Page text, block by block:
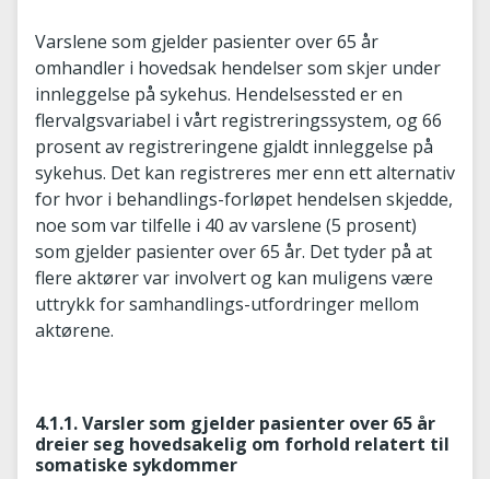
Varslene som gjelder pasienter over 65 år
omhandler i hovedsak hendelser som skjer under
innleggelse på sykehus. Hendelsessted er en
flervalgsvariabel i vårt registreringssystem, og 66
prosent av registreringene gjaldt innleggelse på
sykehus. Det kan registreres mer enn ett alternativ
for hvor i behandlings-forløpet hendelsen skjedde,
noe som var tilfelle i 40 av varslene (5 prosent)
som gjelder pasienter over 65 år. Det tyder på at
flere aktører var involvert og kan muligens være
uttrykk for samhandlings-utfordringer mellom
aktørene.
4.1.1. Varsler som gjelder pasienter over 65 år
dreier seg hovedsakelig om forhold relatert til
somatiske sykdommer